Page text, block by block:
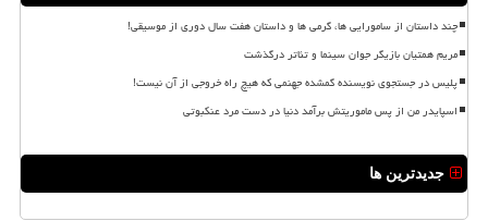
چند داستان از سامورایی ها، گرمی ها و داستان هفت سال دوری از موسیقی!
مریم همتیان بازیگر جوان سینما و تئاتر درگذشت
پلیس در جستجوی نویسنده گمشده جهنمی که هیچ راه خروجی از آن نیست!
اسپایدر من از پس ماموریتش برآمد دنیا در دست مرد عنکبوتی
جدیدترین ها